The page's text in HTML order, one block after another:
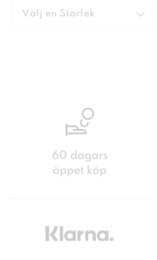
Välj en Storlek
60 dagars
öppet köp